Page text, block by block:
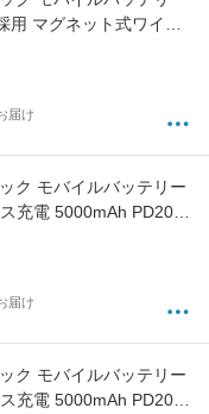
マグネット式ワイヤ
載 最大PD20W USB
OWL-LPB5025MG-BK
/1ポート]
届け
ク モバイルバッテリー
充電 5000mAh PD20W
Type-C入出力 ブラック
届け
ク モバイルバッテリー
充電 5000mAh PD20W